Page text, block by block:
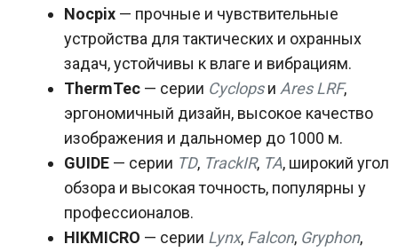
Nocpix— прочные и чувствительные
устройства для тактических и охранных
задач, устойчивы к влаге и вибрациям.
ThermTec— серии Cyclopsи Ares LRF,
эргономичный дизайн, высокое качество
изображения и дальномер до 1000 м.
GUIDE— серии TD, TrackIR, TA, широкий угол
обзора и высокая точность, популярны у
профессионалов.
HIKMICRO — серии Lynx, Falcon, Gryphon,